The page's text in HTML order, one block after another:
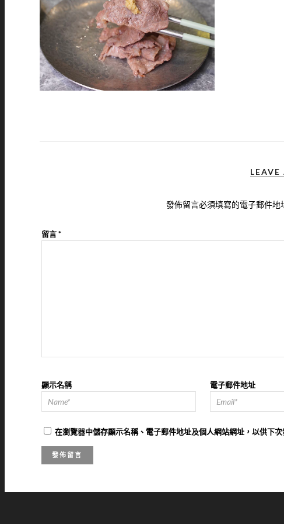
LEAVE
發佈留言必須填寫的電子郵件地
留言*
顯示名稱 電子郵件地址
在瀏覽器中儲存顯示名稱、電子郵件地址及個人網站網址，以供下次